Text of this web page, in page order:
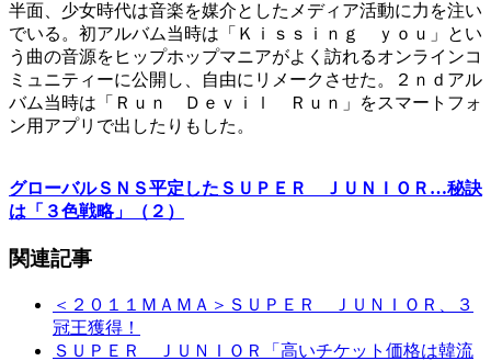
半面、少女時代は音楽を媒介としたメディア活動に力を注い
でいる。初アルバム当時は「Ｋｉｓｓｉｎｇ ｙｏｕ」とい
う曲の音源をヒップホップマニアがよく訪れるオンラインコ
ミュニティーに公開し、自由にリメークさせた。２ｎｄアル
バム当時は「Ｒｕｎ Ｄｅｖｉｌ Ｒｕｎ」をスマートフォ
ン用アプリで出したりもした。
グローバルＳＮＳ平定したＳＵＰＥＲ ＪＵＮＩＯＲ…秘訣
は「３色戦略」（２）
関連記事
＜２０１１ＭＡＭＡ＞ＳＵＰＥＲ ＪＵＮＩＯＲ、３
冠王獲得！
ＳＵＰＥＲ ＪＵＮＩＯＲ「高いチケット価格は韓流